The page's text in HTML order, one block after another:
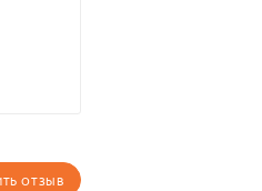
ОТЗЫВ